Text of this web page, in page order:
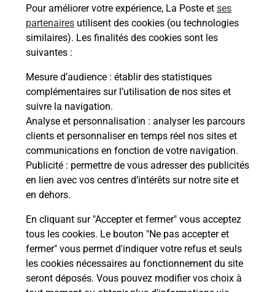
Pour améliorer votre expérience, La Poste et ses
partenaires utilisent des cookies (ou technologies
similaires). Les finalités des cookies sont les
suivantes :
Mesure d’audience : établir des statistiques
complémentaires sur l’utilisation de nos sites et
suivre la navigation.
Analyse et personnalisation : analyser les parcours
clients et personnaliser en temps réel nos sites et
communications en fonction de votre navigation.
Publicité : permettre de vous adresser des publicités
en lien avec vos centres d’intérêts sur notre site et
en dehors.
En cliquant sur "Accepter et fermer" vous acceptez
tous les cookies. Le bouton "Ne pas accepter et
fermer" vous permet d'indiquer votre refus et seuls
les cookies nécessaires au fonctionnement du site
seront déposés. Vous pouvez modifier vos choix à
S'inscrire au code de la route
Vous cherchez à passer votre code de la route auto
ou moto dans la commune St Andre Les Vergers ?
Découvrez toutes nos solutions.
En savoir plus
Localiser Liste
Liste - téléassistance
Aube - téléassistance
St Andre Les Vergers - téléassistance